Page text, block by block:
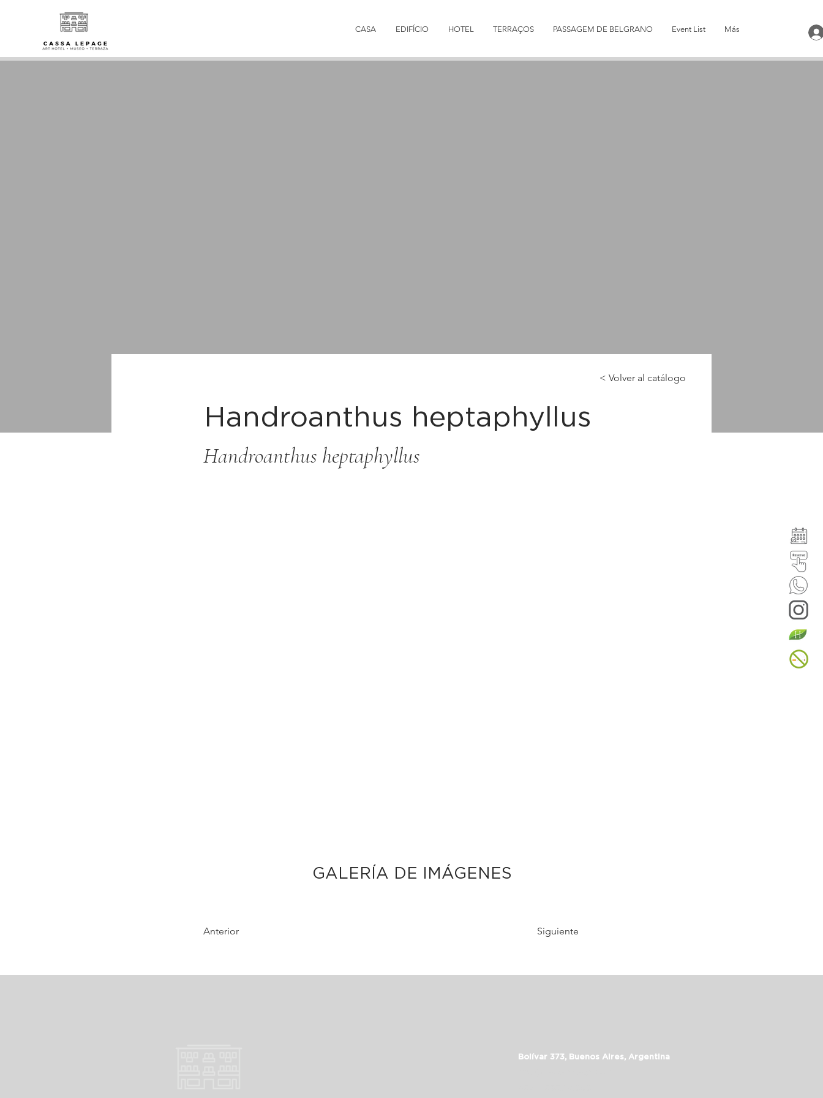
CASA EDIFÍCIO HOTEL TERRAÇOS PASSAGEM DE BELGRANO Event List Más
< Volver al catálogo
Handroanthus heptaphyllus
Handroanthus heptaphyllus
GALERÍA DE IMÁGENES
Anterior Siguiente
Bolívar 373, Buenos Aires, Argentina